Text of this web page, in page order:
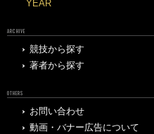
YEAR
ARCHIVE
競技から探す
著者から探す
OTHERS
お問い合わせ
動画・バナー広告について